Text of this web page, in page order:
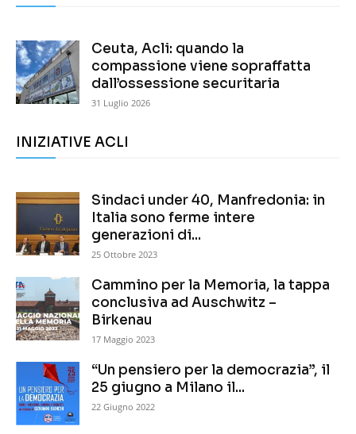
Ceuta, Acli: quando la
compassione viene sopraffatta
dall’ossessione securitaria
31 Luglio 2026
INIZIATIVE ACLI
Sindaci under 40, Manfredonia: in
Italia sono ferme intere
generazioni di...
25 Ottobre 2023
Cammino per la Memoria, la tappa
conclusiva ad Auschwitz –
Birkenau
17 Maggio 2023
“Un pensiero per la democrazia”, il
25 giugno a Milano il...
22 Giugno 2022